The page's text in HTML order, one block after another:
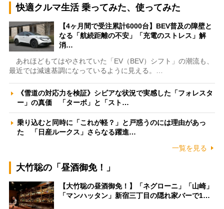
快適クルマ生活 乗ってみた、使ってみた
【4ヶ月間で受注累計6000台】BEV普及の障壁と
なる「航続距離の不安」「充電のストレス」解
消…
あれほどもてはやされていた「EV（BEV）シフト」の潮流も、
最近では減速基調になっているように見える。…
《雪道の対応力を検証》シビアな状況で実感した「フォレスタ
ー」の真価 「ターボ」と「スト…
乗り込むと同時に「これが軽？」と戸惑うのには理由があっ
た 「日産ルークス」さらなる躍進…
一覧を見る
大竹聡の「昼酒御免！」
【大竹聡の昼酒御免！】「ネグローニ」「山崎」
「マンハッタン」新宿三丁目の隠れ家バーで1…